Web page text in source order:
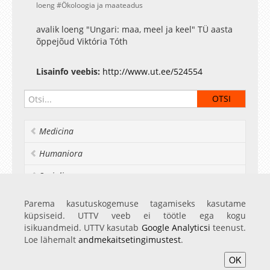
loeng
Ökoloogia ja maateadus
avalik loeng "Ungari: maa, meel ja keel" TÜ aasta
õppejõud Viktória Tóth
Lisainfo veebis: http://www.ut.ee/524554
Medicina
Humaniora
Socialia
Realia et naturalia
Ülikoolist veel
Parema kasutuskogemuse tagamiseks kasutame
küpsiseid. UTTV veeb ei töötle ega kogu
isikuandmeid. UTTV kasutab Google Analyticsi teenust.
Loe lähemalt andmekaitsetingimustest.
OK